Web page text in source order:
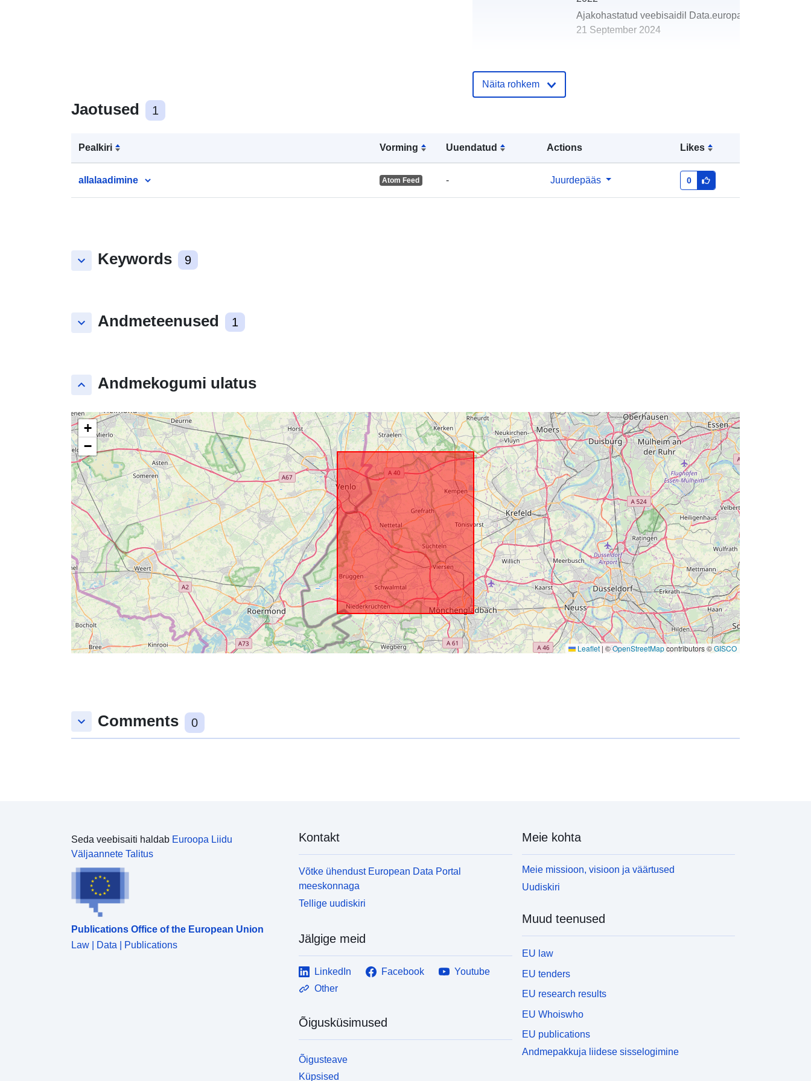
Jaotused 1
Pealkiri Vorming Uuendatud Actions Likes
allalaadimine Atom Feed - Juurdepääs 0
keyboard_arrow_down Keywords 9
keyboard_arrow_down Andmeteenused 1
keyboard_arrow_up Andmekogumi ulatus
+
−
Leaflet | ©OpenStreetMapcontributors ©GISCO
Ajakohastatud veebisaidil Data.europa.eu:
21 September 2024
ulatus:
vahend:
Ressurss:
http://www.opengis.net/def/crs/EPS
Näita rohkem
keyboard_arrow_down Comments 0
Seda veebisaiti haldab Euroopa Liidu
Väljaannete Talitus
Publications Office of the European Union
Law | Data | Publications
Kontakt
Võtke ühendust European Data Portal
meeskonnaga
Tellige uudiskiri
Jälgige meid
LinkedIn Facebook
Youtube
Other
Õigusküsimused
Õigusteave
Küpsised
Meie kohta
Meie missioon, visioon ja väärtused
Uudiskiri
Muud teenused
EU law
EU tenders
EU research results
EU Whoiswho
EU publications
Andmepakkuja liidese sisselogimine